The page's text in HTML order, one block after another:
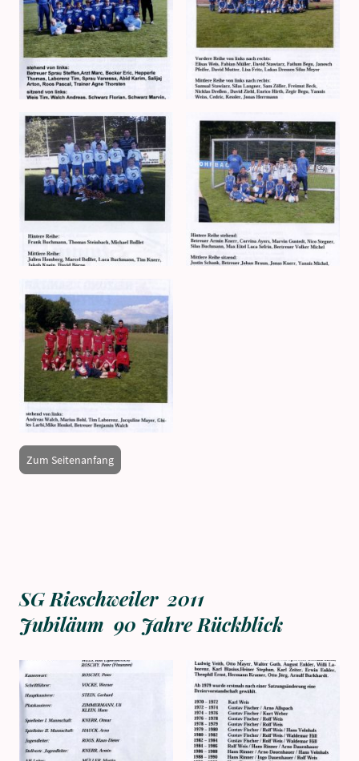
Zum Seitenanfang
SG Rieschweiler 2011
Jubiläum 90 Jahre Rückblick